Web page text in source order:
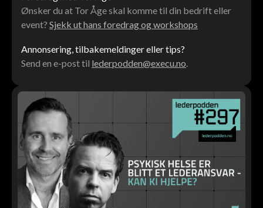
Ønsker du at Tor Åge skal komme til din bedrift eller
event? Sjekk ut hans foredrag og workshops
Annonsering, tilbakemeldinger eller tips?
Send en e-post til lederpodden@execu.no.